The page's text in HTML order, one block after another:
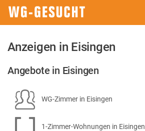
Anzeigen in Eisingen
Angebote in Eisingen
WG-Zimmer in Eisingen
1-Zimmer-Wohnungen in Eisingen